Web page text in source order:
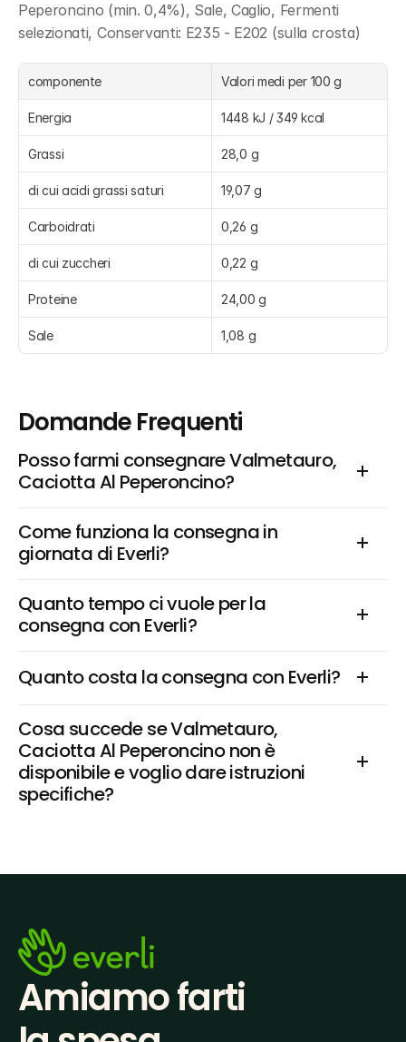
Peperoncino (min. 0,4%), Sale, Caglio, Fermenti
selezionati, Conservanti: E235 - E202 (sulla crosta)
componente Valori medi per 100 g
Energia 1448 kJ / 349 kcal
Grassi 28,0 g
di cui acidi grassi saturi 19,07 g
Carboidrati 0,26 g
di cui zuccheri 0,22 g
Proteine 24,00 g
Sale 1,08 g
Domande Frequenti
Posso farmi consegnare Valmetauro,
Caciotta Al Peperoncino?
Come funziona la consegna in
giornata di Everli?
Quanto tempo ci vuole per la
consegna con Everli?
Quanto costa la consegna con Everli?
Cosa succede se Valmetauro,
Caciotta Al Peperoncino non è
disponibile e voglio dare istruzioni
specifiche?
Amiamo farti